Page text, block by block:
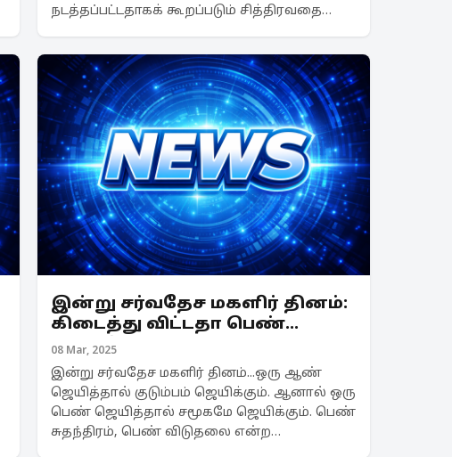
நடத்தப்பட்டதாகக் கூறப்படும் சித்திரவதை
தலைவரும், முன்னாள் இலங்...
இன்று சர்வதேச மகளிர் தினம்:
கிடைத்து விட்டதா பெண்
சுதந்திரம்?
08 Mar, 2025
இன்று சர்வதேச மகளிர் தினம்...ஒரு ஆண்
ஜெயித்தால் குடும்பம் ஜெயிக்கும். ஆனால் ஒரு
பெண் ஜெயித்தால் சமூகமே ஜெயிக்கும். பெண்
சுதந்திரம், பெண் விடுதலை என்ற